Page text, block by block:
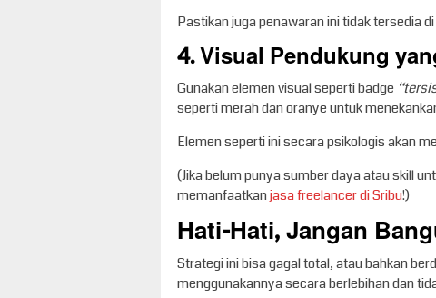
Pastikan juga penawaran ini tidak tersedia
4. Visual Pendukung
Gunakan elemen visual seperti badge
seperti merah dan oranye untuk
Elemen seperti ini secara psikologis akan
(Jika belum punya sumber daya atau skill
memanfaatkanjasa freelancer di Sribu!)
Hati-Hati, Jangan
Strategi ini bisa gagal total, atau bahkan
menggunakannya secara berlebihan dan